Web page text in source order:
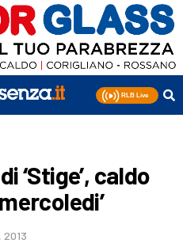
‘Stige’, caldo